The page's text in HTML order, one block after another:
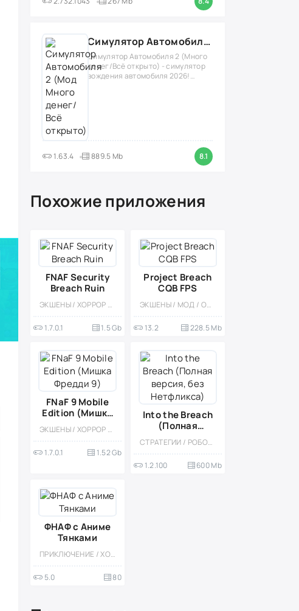
Симулятор Автомобиля 2 (Мод Много денег/Всё открыто)
Симулятор Автомобиля 2 (Много
денег/Всё открыто) - симулятор
вождения автомобиля 2026!
1.63.4 889.5 Mb 8.1
Похожие приложения
FNAF Security
Breach Ruin
ЭКШЕНЫ / ХОРРОР / ХОРРОР НА ВЫЖИВАНИЕ / 3D / ПРИКЛЮЧЕНИЕ / ОДНОПОЛЬЗОВАТЕЛЬСКИЕ / ВСТРОЕННЫЙ КЕШ / СЮЖЕТНЫЕ ИГРЫ
1.7.0.1 1.5 Gb
Project Breach
CQB FPS
ЭКШЕНЫ / МОД / ОДНОПОЛЬЗОВАТЕЛЬСКИЕ / МНОГОПОЛЬЗОВАТЕЛЬСКАЯ / ШУТЕРЫ / ТАКТИЧЕСКИЕ
13.2 228.5 Mb
FNaF 9 Mobile
Edition (Мишка
Фредди 9)
ЭКШЕНЫ / ХОРРОР / ПОРТЫ / ОФЛАЙН / ОДНОПОЛЬЗОВАТЕЛЬСКИЕ / ПРИКЛЮЧЕНИЕ / СТИЛИЗАЦИЯ / БОЛЬШАЯ / 3D / ВСТРОЕННЫЙ КЕШ
1.7.0.1 1.52 Gb
Into the Breach
(Полная
версия, без
Нетфликса)СТРАТЕГИИ / РОБОТЫ / ПОШАГОВЫЕ / ПИКСЕЛЬНАЯ / КАЗУАЛЬНЫЕ / СТИЛИЗАЦИЯ / ВИД СВЕРХУ / НАУЧНАЯ ФАНТАСТИКА / МОД
1.2.100 600 Mb
ФНАФ с Аниме
Тянками
ПРИКЛЮЧЕНИЕ / ХОРРОР / ВЫЖИВАНИЕ / АНИМЕ / МОД / СТИЛИЗАЦИЯ / ОДНОПОЛЬЗОВАТЕЛЬСКИЕ / ОФЛАЙН / ВСТРОЕННЫЙ КЕШ / ЭРОТИКА
5.0 80